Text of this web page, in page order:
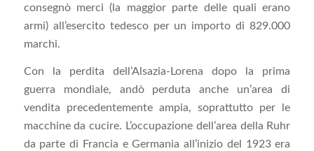
consegnò merci (la maggior parte delle quali erano
armi) all’esercito tedesco per un importo di 829.000
marchi.
Con la perdita dell’Alsazia-Lorena dopo la prima
guerra mondiale, andò perduta anche un’area di
vendita precedentemente ampia, soprattutto per le
macchine da cucire. L’occupazione dell’area della Ruhr
da parte di Francia e Germania all’inizio del 1923 era